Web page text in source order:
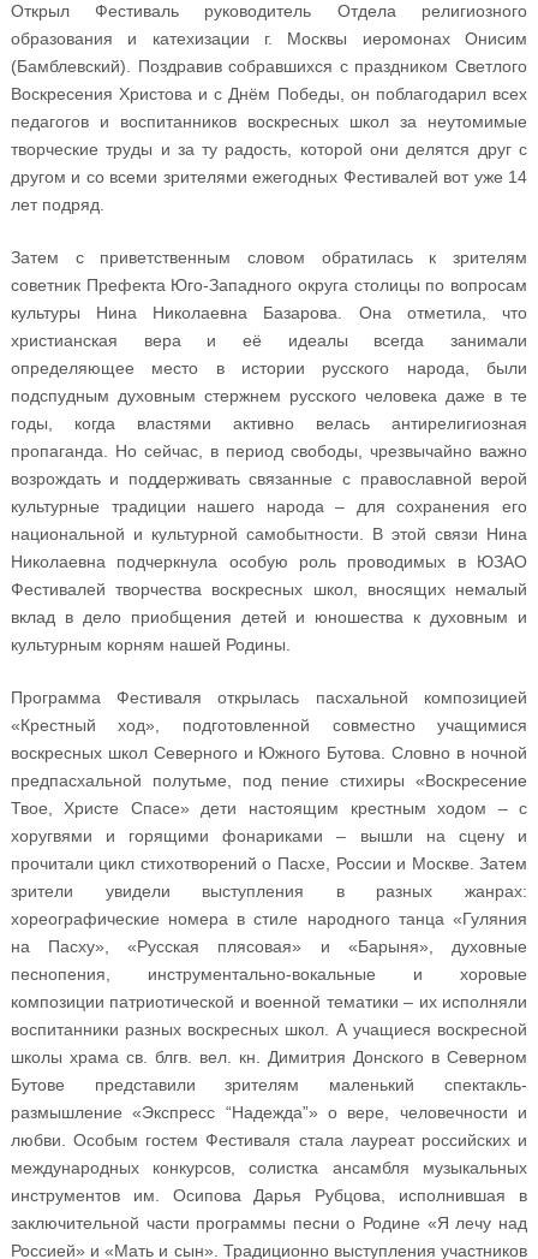
Открыл Фестиваль руководитель Отдела религиозного
образования и катехизации г. Москвы иеромонах Онисим
(Бамблевский). Поздравив собравшихся с праздником Светлого
Воскресения Христова и с Днём Победы, он поблагодарил всех
педагогов и воспитанников воскресных школ за неутомимые
творческие труды и за ту радость, которой они делятся друг с
другом и со всеми зрителями ежегодных Фестивалей вот уже 14
лет подряд.
Затем с приветственным словом обратилась к зрителям
советник Префекта Юго-Западного округа столицы по вопросам
культуры Нина Николаевна Базарова. Она отметила, что
христианская вера и её идеалы всегда занимали
определяющее место в истории русского народа, были
подспудным духовным стержнем русского человека даже в те
годы, когда властями активно велась антирелигиозная
пропаганда. Но сейчас, в период свободы, чрезвычайно важно
возрождать и поддерживать связанные с православной верой
культурные традиции нашего народа – для сохранения его
национальной и культурной самобытности. В этой связи Нина
Николаевна подчеркнула особую роль проводимых в ЮЗАО
Фестивалей творчества воскресных школ, вносящих немалый
вклад в дело приобщения детей и юношества к духовным и
культурным корням нашей Родины.
Программа Фестиваля открылась пасхальной композицией
«Крестный ход», подготовленной совместно учащимися
воскресных школ Северного и Южного Бутова. Словно в ночной
предпасхальной полутьме, под пение стихиры «Воскресение
Твое, Христе Спасе» дети настоящим крестным ходом – с
хоругвями и горящими фонариками – вышли на сцену и
прочитали цикл стихотворений о Пасхе, России и Москве. Затем
зрители увидели выступления в разных жанрах:
хореографические номера в стиле народного танца «Гуляния
на Пасху», «Русская плясовая» и «Барыня», духовные
песнопения, инструментально-вокальные и хоровые
композиции патриотической и военной тематики – их исполняли
воспитанники разных воскресных школ. А учащиеся воскресной
школы храма св. блгв. вел. кн. Димитрия Донского в Северном
Бутове представили зрителям маленький спектакль-
размышление «Экспресс “Надежда”» о вере, человечности и
любви. Особым гостем Фестиваля стала лауреат российских и
международных конкурсов, солистка ансамбля музыкальных
инструментов им. Осипова Дарья Рубцова, исполнившая в
заключительной части программы песни о Родине «Я лечу над
Россией» и «Мать и сын». Традиционно выступления участников